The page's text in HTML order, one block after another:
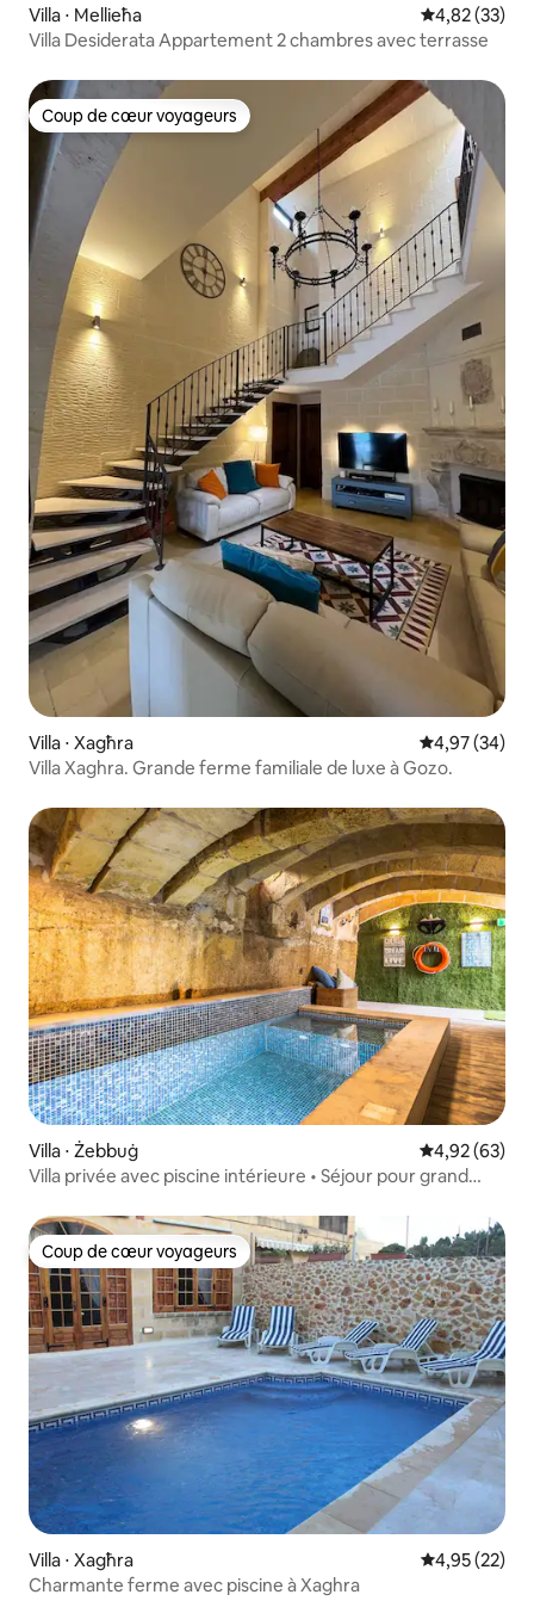
Villa ⋅ Mellieħa Évaluation
4,82 (33)
Villa Desiderata Appartement 2 chambres avec terrasse
Coup de cœur voyageurs
Coup de cœur voyageurs
Villa ⋅ Xagħra Évaluation
4,97 (34)
Villa Xaghra. Grande ferme familiale de luxe à Gozo.
Villa ⋅ Żebbuġ Évaluation
4,92 (63)
Villa privée avec piscine intérieure • Séjour pour grand
Coup de cœur voyageurs
Coup de cœur voyageurs
Villa ⋅ Xagħra Évaluation
4,95 (22)
Charmante ferme avec piscine à Xaghra